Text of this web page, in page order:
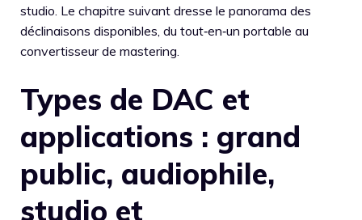
studio. Le chapitre suivant dresse le panorama des
déclinaisons disponibles, du tout‑en‑un portable au
convertisseur de mastering.
Types de DAC et
applications : grand
public, audiophile,
studio et